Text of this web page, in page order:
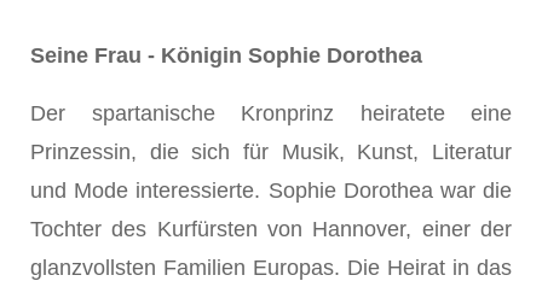
Seine Frau - Königin Sophie Dorothea
Der spartanische Kronprinz heiratete eine
Prinzessin, die sich für Musik, Kunst, Literatur
und Mode interessierte. Sophie Dorothea war die
Tochter des Kurfürsten von Hannover, einer der
glanzvollsten Familien Europas. Die Heirat in das